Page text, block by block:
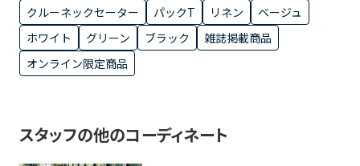
クルーネックセーター
パックT リネン
ベージュ
ホワイト
グリーン ブラック
雑誌掲載商品
オンライン限定商品
スタッフの他のコーディネート